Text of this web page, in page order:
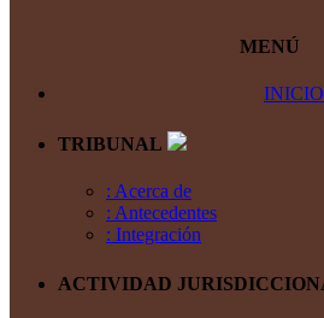
MENÚ
INICIO
TRIBUNAL
: Acerca de
: Antecedentes
: Integración
ACTIVIDAD